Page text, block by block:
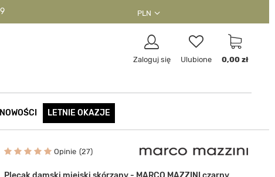
PLN
Zaloguj się Ulubione 0,00 zł
NOWOŚCI LETNIE OKAZJE
Opinie 27